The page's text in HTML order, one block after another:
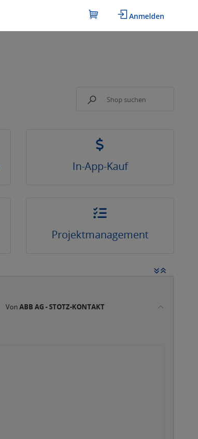
Anmelden
In-App-Kauf
Projektmanagement
VonABB AG - STOTZ-KONTAKT